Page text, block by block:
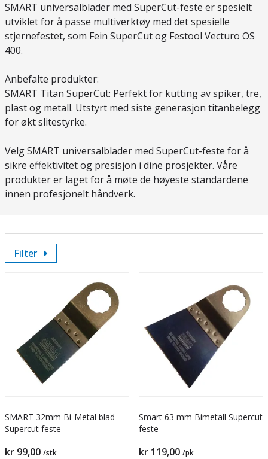
SMART universalblader med SuperCut-feste er spesielt
utviklet for å passe multiverktøy med det spesielle
stjernefestet, som Fein SuperCut og Festool Vecturo OS
400.
Anbefalte produkter:
SMART Titan SuperCut: Perfekt for kutting av spiker, tre,
plast og metall. Utstyrt med siste generasjon titanbelegg
for økt slitestyrke.
Velg SMART universalblader med SuperCut-feste for å
sikre effektivitet og presisjon i dine prosjekter. Våre
produkter er laget for å møte de høyeste standardene
innen profesjonelt håndverk.
Filter
SMART 32mm Bi-Metal blad-
Supercut feste
kr 99,00 /stk
Smart 63 mm Bimetall Supercut
feste
kr 119,00 /pk